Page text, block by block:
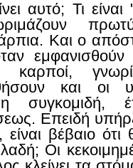
αυτό; Τι
Και ο
καρποί,
και οι
συγκομιδή,
Επειδή
είναι βέβαιο
Οι